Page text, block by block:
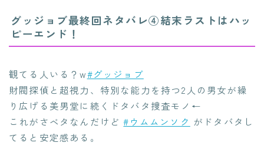
グッジョブ最終回ネタバレ④結末ラストはハッ
ピーエンド！
観てる人いる？w#グッジョブ
財閥探偵と超視力、特別な能力を持つ2人の男女が繰
り広げる美男堂に続くドタバタ捜査モノ←
これがさベタなんだけど#ウムムンソク がドタバタし
てると安定感ある。